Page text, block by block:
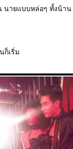
นายแบบหล่อๆ ทั้งน้าน
ก็เริ่ม